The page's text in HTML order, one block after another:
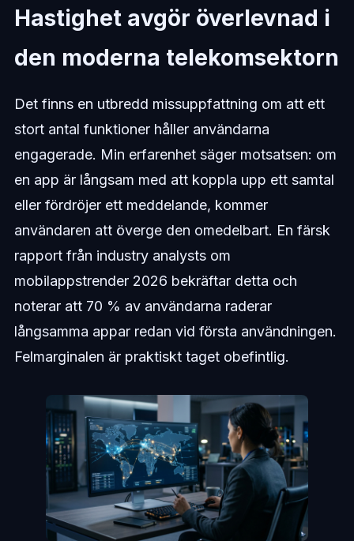
Hastighet avgör överlevnad i
den moderna telekomsektorn
Det finns en utbredd missuppfattning om att ett
stort antal funktioner håller användarna
engagerade. Min erfarenhet säger motsatsen: om
en app är långsam med att koppla upp ett samtal
eller fördröjer ett meddelande, kommer
användaren att överge den omedelbart. En färsk
rapport från industry analysts om
mobilappstrender 2026 bekräftar detta och
noterar att 70 % av användarna raderar
långsamma appar redan vid första användningen.
Felmarginalen är praktiskt taget obefintlig.